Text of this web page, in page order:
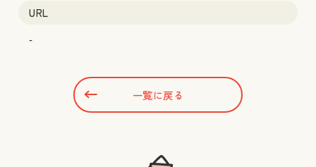
URL
-
一覧に戻る